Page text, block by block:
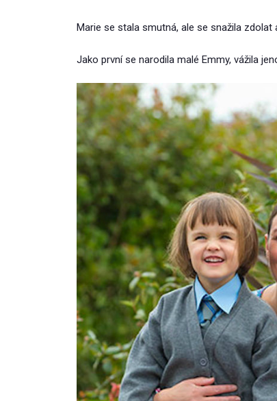
Marie se stala smutná, ale se snažila zdolat
Jako první se narodila malé Emmy, vážila